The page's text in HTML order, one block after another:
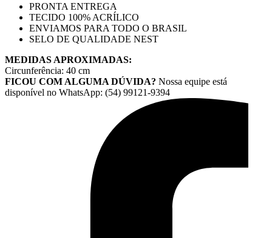
PRONTA ENTREGA
TECIDO 100% ACRÍLICO
ENVIAMOS PARA TODO O BRASIL
SELO DE QUALIDADE NEST
MEDIDAS APROXIMADAS:
Circunferência: 40 cm
FICOU COM ALGUMA DÚVIDA? Nossa equipe está
disponível no WhatsApp: (54) 99121-9394